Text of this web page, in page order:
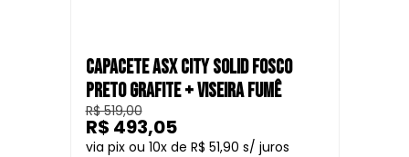
CAPACETE ASX CITY SOLID FOSCO
PRETO GRAFITE + VISEIRA FUMÊ
R$ 519,00
10
R$ 51,90
R$ 493,05